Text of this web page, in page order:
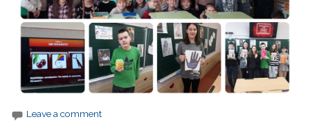
Leave a comment